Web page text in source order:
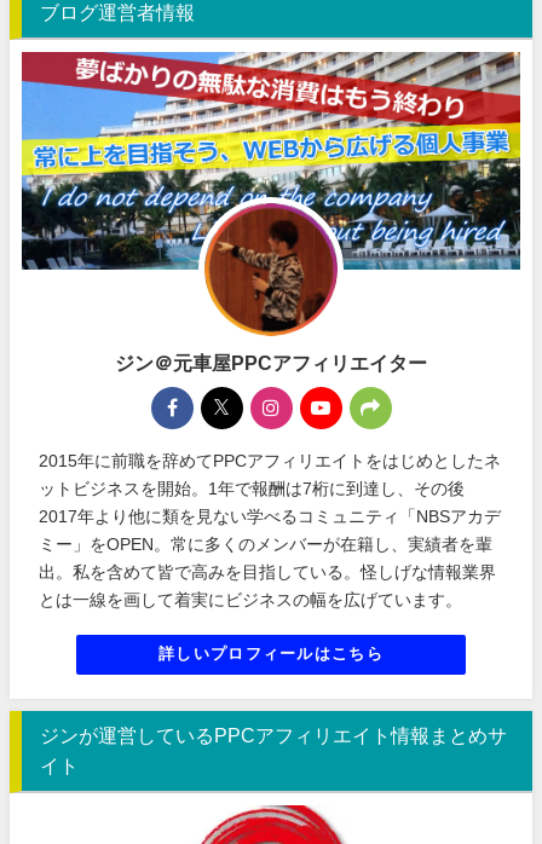
ブログ運営者情報
ジン＠元車屋PPCアフィリエイター
2015年に前職を辞めてPPCアフィリエイトをはじめとしたネ
ットビジネスを開始。1年で報酬は7桁に到達し、その後
2017年より他に類を見ない学べるコミュニティ「NBSアカデ
ミー」をOPEN。常に多くのメンバーが在籍し、実績者を輩
出。私を含めて皆で高みを目指している。怪しげな情報業界
とは一線を画して着実にビジネスの幅を広げています。
詳しいプロフィールはこちら
ジンが運営しているPPCアフィリエイト情報まとめサ
イト